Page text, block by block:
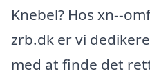
Knebel? Hos xn--
zrb.dk er vi
med at finde det